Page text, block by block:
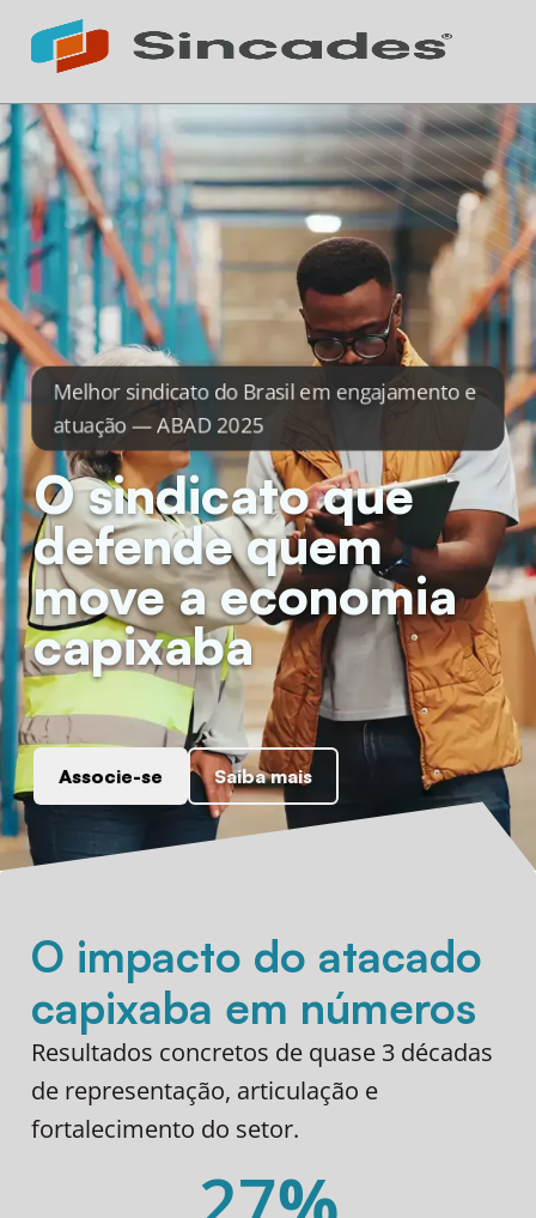
Melhor sindicato do Brasil em engajamento e
atuação — ABAD 2025
O sindicato que
defende quem
move a economia
capixaba
Associe-se Saiba mais
O impacto do atacado
capixaba em números
Resultados concretos de quase 3 décadas
de representação, articulação e
fortalecimento do setor.
Atendimento 24h
Online